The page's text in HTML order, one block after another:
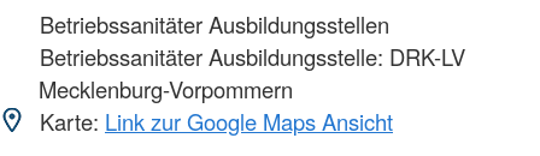
Betriebssanitäter Ausbildungsstellen
Betriebssanitäter Ausbildungsstelle: DRK-LV
Mecklenburg-Vorpommern
Karte: Link zur Google Maps Ansicht